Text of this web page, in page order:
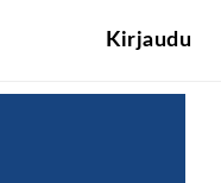
Kirjaudu